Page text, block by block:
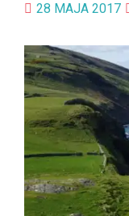
28 MAJA 2017